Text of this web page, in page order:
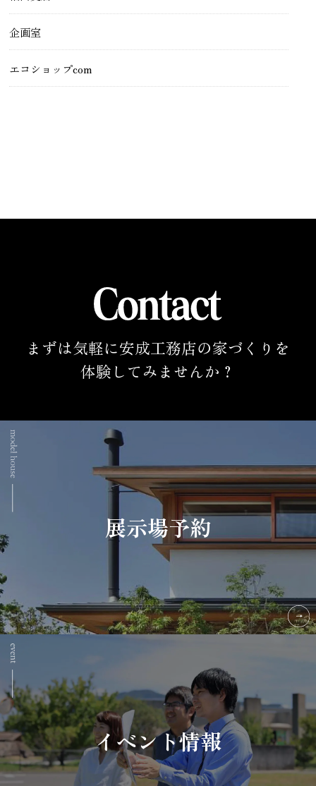
企画室
エコショップcom
まずは気軽に安成工務店の家づくりを
体験してみませんか？
展示場予約
イベント情報